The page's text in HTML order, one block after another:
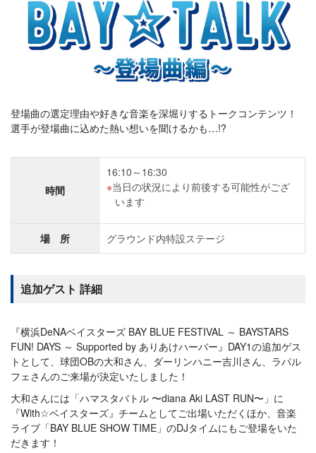
登場曲の選定理由や好きな音楽を深堀りするトークコンテンツ！
選手が登場曲に込めた熱い想いを聞けるかも…!?
時間
16:10～16:30
当日の状況により前後する可能性がござ
います
場 所 グラウンド内特設ステージ
追加ゲスト 詳細
『横浜DeNAベイスターズ BAY BLUE FESTIVAL ～ BAYSTARS
FUN! DAYS ～ Supported by ありあけハーバー』DAY1の追加ゲス
トとして、球団OBの大和さん、ダーリンハニー吉川さん、ラパル
フェさんのご来場が決定いたしました！
大和さんには「ハマスタバトル 〜diana Aki LAST RUN〜」に
『With☆ベイスターズ』チームとしてご出場いただくほか、音楽
ライブ「BAY BLUE SHOW TIME」のDJタイムにもご登場をいた
だきます！